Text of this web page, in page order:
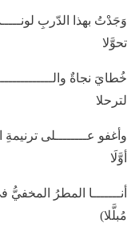
وَجَدْتُ بهذا الدّربِ
تحوَّلا
خُطايَ نجاةٌ
لترحلا
وأغفو عــــــــلى
أوَّلَا
أنـــــــا المطرُ
مُبلَّلا)